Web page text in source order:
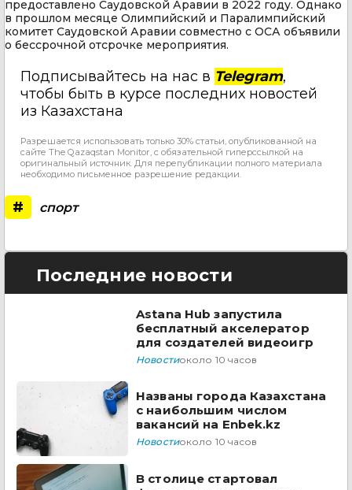
предоставлено Саудовской Аравии в 2022 году. Однако
в прошлом месяце Олимпийский и Паралимпийский
комитет Саудовской Аравии совместно с ОСА объявили
о бессрочной отсрочке мероприятия.
Подписывайтесь на нас в Telegram,
чтобы быть в курсе последних новостей
из Казахстана
Разрешается использовать только 30% статьи, опубликованной на
сайте The Qazaqstan Monitor, с обязательной гиперссылкой на
оригинальный источник. Для перепубликации полного материала
необходимо письменное разрешение редакции.
# спорт
Последние новости
Astana Hub запустила
бесплатный акселератор
для создателей видеоигр
Новостиоколо 10 часов
Названы города Казахстана
с наибольшим числом
вакансий на Enbek.kz
Новостиоколо 10 часов
В столице стартовал